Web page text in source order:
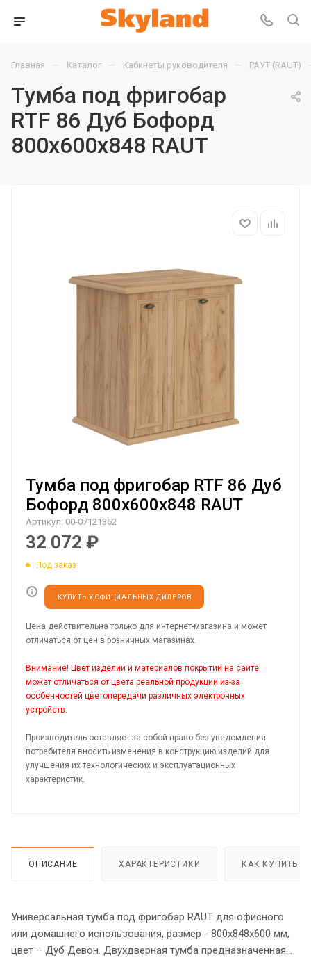
Главная — Каталог — Кабинеты руководителя — РАУТ (RAUT)
Тумба под фригобар
RTF 86 Дуб Бофорд
800х600х848 RAUT
Тумба под фригобар RTF 86 Дуб
Бофорд 800х600х848 RAUT
Артикул: 00-07121362
32 072 ₽
Под заказ
КУПИТЬ У ОФИЦИАЛЬНЫХ ДИЛЕРОВ
Цена действительна только для интернет-магазина и может
отличаться от цен в розничных магазинах.
Внимание! Цвет изделий и материалов покрытий на сайте
может отличаться от цвета реальной продукции из-за
особенностей цветопередачи различных электронных
устройств.
Производитель оставляет за собой право без уведомления
потребителя вносить изменения в конструкцию изделий для
улучшения их технологических и эксплуатационных
характеристик.
ОПИСАНИЕ ХАРАКТЕРИСТИКИ КАК КУПИТЬ
Универсальная тумба под фригобар RAUT для офисного
или домашнего использования, размер - 800х848х600 мм,
цвет – Дуб Девон. Двухдверная тумба предназначенная